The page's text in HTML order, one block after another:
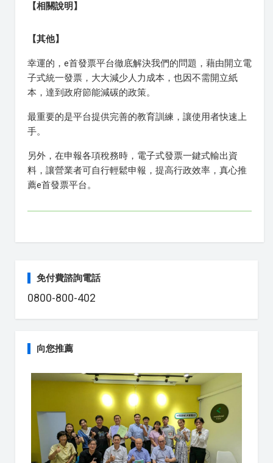
【相關說明】
【其他】
幸運的，e首發票平台徹底解決我們的問題，藉由開立電
子式統一發票，大大減少人力成本，也因不需開立紙
本，達到政府節能減碳的政策。
最重要的是平台提供完善的教育訓練，讓使用者快速上
手。
另外，在申報各項稅務時，電子式發票一鍵式輸出資
料，讓營業者可自行輕鬆申報，提高行政效率，真心推
薦e首發票平台。
免付費諮詢電話
0800-800-402
向您推薦